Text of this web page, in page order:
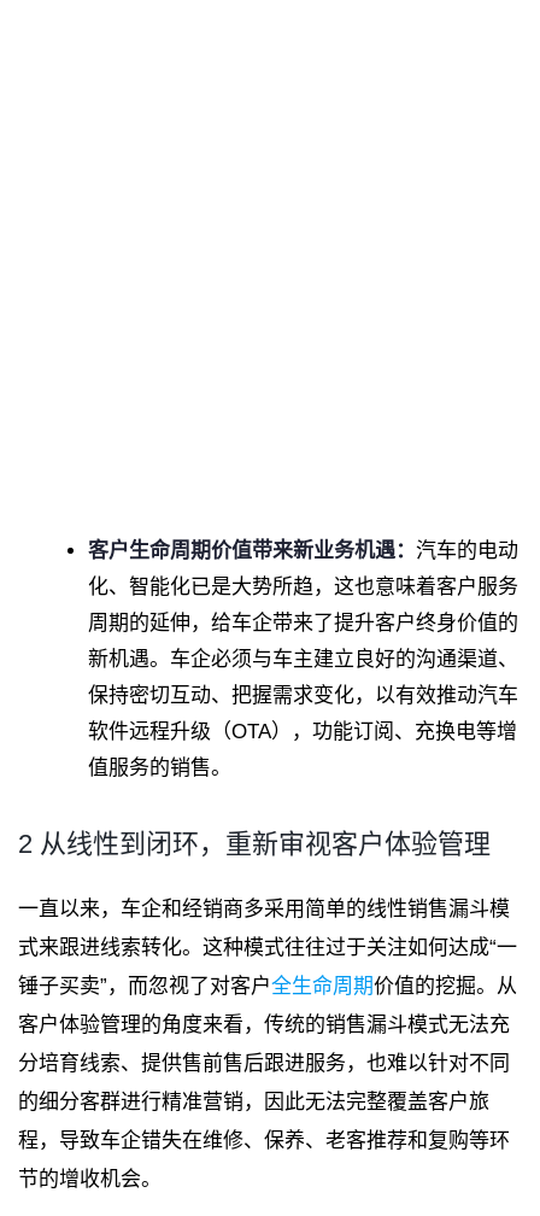
客户生命周期价值带来新业务机遇： 汽车的电动
化、智能化已是大势所趋，这也意味着客户服务
周期的延伸，给车企带来了提升客户终身价值的
新机遇。车企必须与车主建立良好的沟通渠道、
保持密切互动、把握需求变化，以有效推动汽车
软件远程升级（OTA），功能订阅、充换电等增
值服务的销售。
2 从线性到闭环，重新审视客户体验管理
一直以来，车企和经销商多采用简单的线性销售漏斗模
式来跟进线索转化。这种模式往往过于关注如何达成“一
锤子买卖”，而忽视了对客户全生命周期价值的挖掘。从
客户体验管理的角度来看，传统的销售漏斗模式无法充
分培育线索、提供售前售后跟进服务，也难以针对不同
的细分客群进行精准营销，因此无法完整覆盖客户旅
程，导致车企错失在维修、保养、老客推荐和复购等环
节的增收机会。